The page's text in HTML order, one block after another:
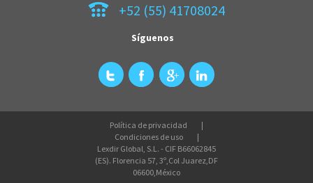
+52 (55) 41708024
Síguenos
Política de privacidad
Condiciones de uso
Lexdir Global, S.L. - CIF B66062845
(ES). Florencia 57, 3º,Col Juarez,DF
06600,México